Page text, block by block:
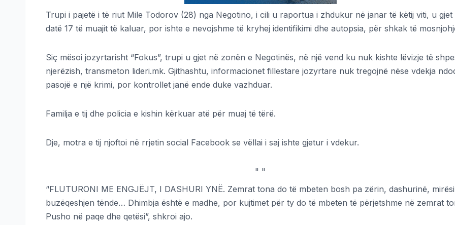
Trupi i pajetë i të riut Mile Todorov (28) nga Negotino, i cili u raportua i zhdukur në janar të këtij viti, u gjet
datë 17 të muajit të kaluar, por ishte e nevojshme të kryhej identifikimi dhe autopsia, për shkak të
Siç mësoi jozyrtarisht “Fokus”, trupi u gjet në zonën e Negotinës, në një vend ku nuk kishte lëvizje të
njerëzish, transmeton lideri.mk. Gjithashtu, informacionet fillestare jozyrtare nuk tregojnë nëse vdekja
pasojë e një krimi, por kontrollet janë ende duke vazhduar.
Familja e tij dhe policia e kishin kërkuar atë për muaj të tërë.
Dje, motra e tij njoftoi në rrjetin social Facebook se vëllai i saj ishte gjetur i vdekur.
" "
“FLUTURONI ME ENGJËJT, I DASHURI YNË. Zemrat tona do të mbeten bosh pa zërin, dashurinë,
buzëqeshjen tënde… Dhimbja është e madhe, por kujtimet për ty do të mbeten të përjetshme në zemrat
Pusho në paqe dhe qetësi”, shkroi ajo.